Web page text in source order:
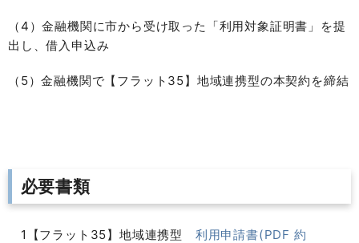
（4）金融機関に市から受け取った「利用対象証明書」を提
出し、借入申込み
（5）金融機関で【フラット35】地域連携型の本契約を締結
必要書類
1【フラット35】地域連携型 利用申請書(PDF 約